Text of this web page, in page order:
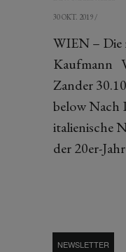
30 OKT. 2019 /
WIEN – Die
Kaufmann
Zander
below Nach
italienische
der 20er-
NEWSLETTER